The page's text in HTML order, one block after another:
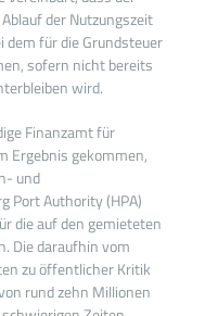
der Nutzungszeit
dem für die Grundsteuer
sofern nicht bereits
wird.
Finanzamt für
Ergebnis gekommen,
und
Port Authority (HPA)
die auf den gemieteten
Die daraufhin vom
zu öffentlicher Kritik
rund zehn Millionen